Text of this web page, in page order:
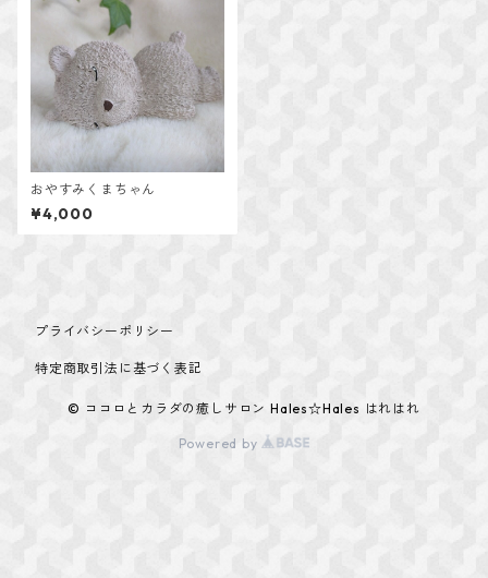
おやすみくまちゃん
¥4,000
プライバシーポリシー
特定商取引法に基づく表記
© ココロとカラダの癒しサロン Hales☆Hales はれはれ
Powered by